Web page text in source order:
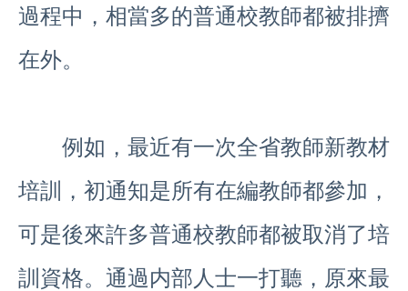
過程中，相當多的普通校教師都被排擠
在外。
例如，最近有一次全省教師新教材
培訓，初通知是所有在編教師都參加，
可是後來許多普通校教師都被取消了培
訓資格。通過内部人士一打聽，原來最